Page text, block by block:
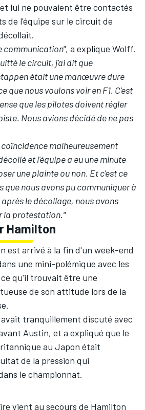
lui ne pouvaient être contactés
de l'équipe sur le circuit de
communication", a explique Wolff.
le circuit, j'ai dit que
était une manœuvre dure
que nous voulons voir en F1. C'est
que les pilotes doivent régler
Nous avions décidé de ne pas
coïncidence malheureusement
et l'équipe a eu une minute
une plainte ou non. Et c'est ce
que nous avons pu communiquer à
le décollage, nous avons
la protestation."
Hamilton
est arrivé à la fin d'un week-end
une mini-polémique avec les
qu'il trouvait être une
de son attitude lors de la
tranquillement discuté avec
Austin, et a expliqué que le
au Japon était
de la pression qui
le championnat.
vient au secours de Hamilton